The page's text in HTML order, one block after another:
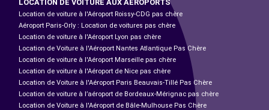
LOCATION DE VOITURE AUX AÉROPORTS
Location de voiture à l'Aéroport Roissy-CDG pas chère
Aéroport Paris-Orly : Location de voitures pas chère
Location de voiture à l'Aéroport Lyon pas chère
Location de Voiture à l'Aéroport Nantes Atlantique Pas Chère
Location de voiture à l'Aéroport Marseille pas chère
Location de voiture à l'Aéroport de Nice pas chère
Location de Voiture à l'Aéroport Paris Beauvais-Tillé Pas Chère
Location de voiture à l’aéroport de Bordeaux-Mérignac pas chère
Location de Voiture à l'Aéroport de Bâle-Mulhouse Pas Chère